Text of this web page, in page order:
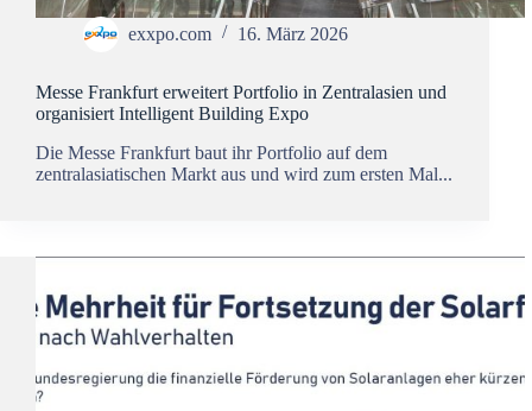
exxpo.com 16. März 2026
Messe Frankfurt erweitert Portfolio in Zentralasien und
organisiert Intelligent Building Expo
Die Messe Frankfurt baut ihr Portfolio auf dem
zentralasiatischen Markt aus und wird zum ersten Mal...